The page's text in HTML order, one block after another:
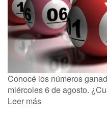
Conocé los números
miércoles 6 de agosto.
Leer más